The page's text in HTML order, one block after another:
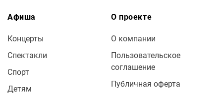
Афиша
Концерты
Спектакли
Спорт
Детям
О проекте
О компании
Пользовательское
соглашение
Публичная оферта